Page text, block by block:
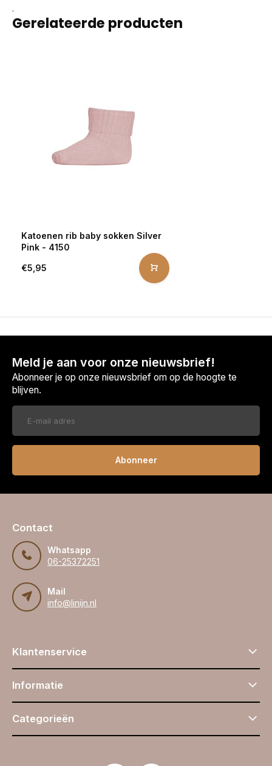
.
Gerelateerde producten
Katoenen rib baby sokken Silver
Pink - 4150
€5,95
Meld je aan voor onze nieuwsbrief!
Abonneer je op onze nieuwsbrief om op de hoogte te
blijven.
Abonneer
Contact
Whatsapp
06-25372251
Mail
info@linijn.nl
Klantenservice
Informatie
Categorieën